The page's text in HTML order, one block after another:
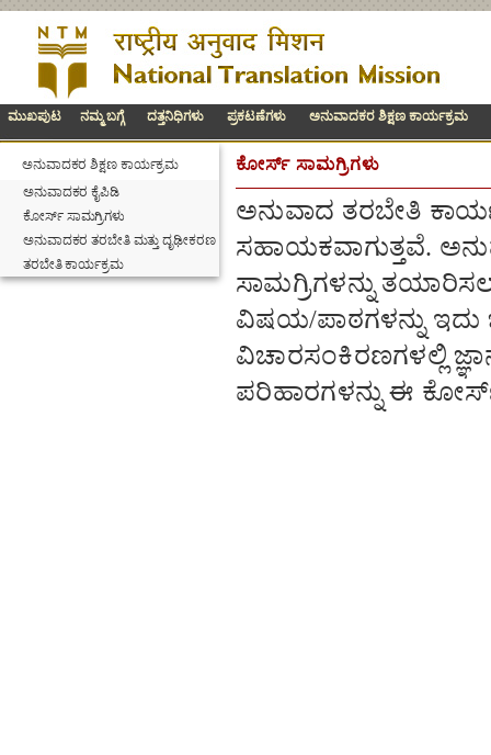
ಮುಖಪುಟ ನಮ್ಮ ಬಗ್ಗೆ ದತ್ತನಿಧಿಗಳು ಪ್ರಕಟಣೆಗಳು ಅನುವಾದಕರ ಶಿಕ್ಷಣ ಕಾರ್ಯಕ್ರಮ
ಅನುವಾದಕರ ಶಿಕ್ಷಣ ಕಾರ್ಯಕ್ರಮ
ಅನುವಾದಕರ ಕೈಪಿಡಿ
ಕೋರ್ಸ್ ಸಾಮಗ್ರಿಗಳು
ಅನುವಾದಕರ ತರಬೇತಿ ಮತ್ತು ದೃಢೀಕರಣ
ತರಬೇತಿ ಕಾರ್ಯಕ್ರಮ
ಕೋರ್ಸ್ ಸಾಮಗ್ರಿಗಳು
ಅನುವಾದ ತರಬೇತಿ
ಸಹಾಯಕವಾಗುತ್ತವೆ.
ಸಾಮಗ್ರಿಗಳನ್ನು
ವಿಷಯ/ಪಾಠಗಳನ್ನು
ವಿಚಾರಸಂಕಿರಣಗಳಲ್ಲಿ
ಪರಿಹಾರಗಳನ್ನು ಈ